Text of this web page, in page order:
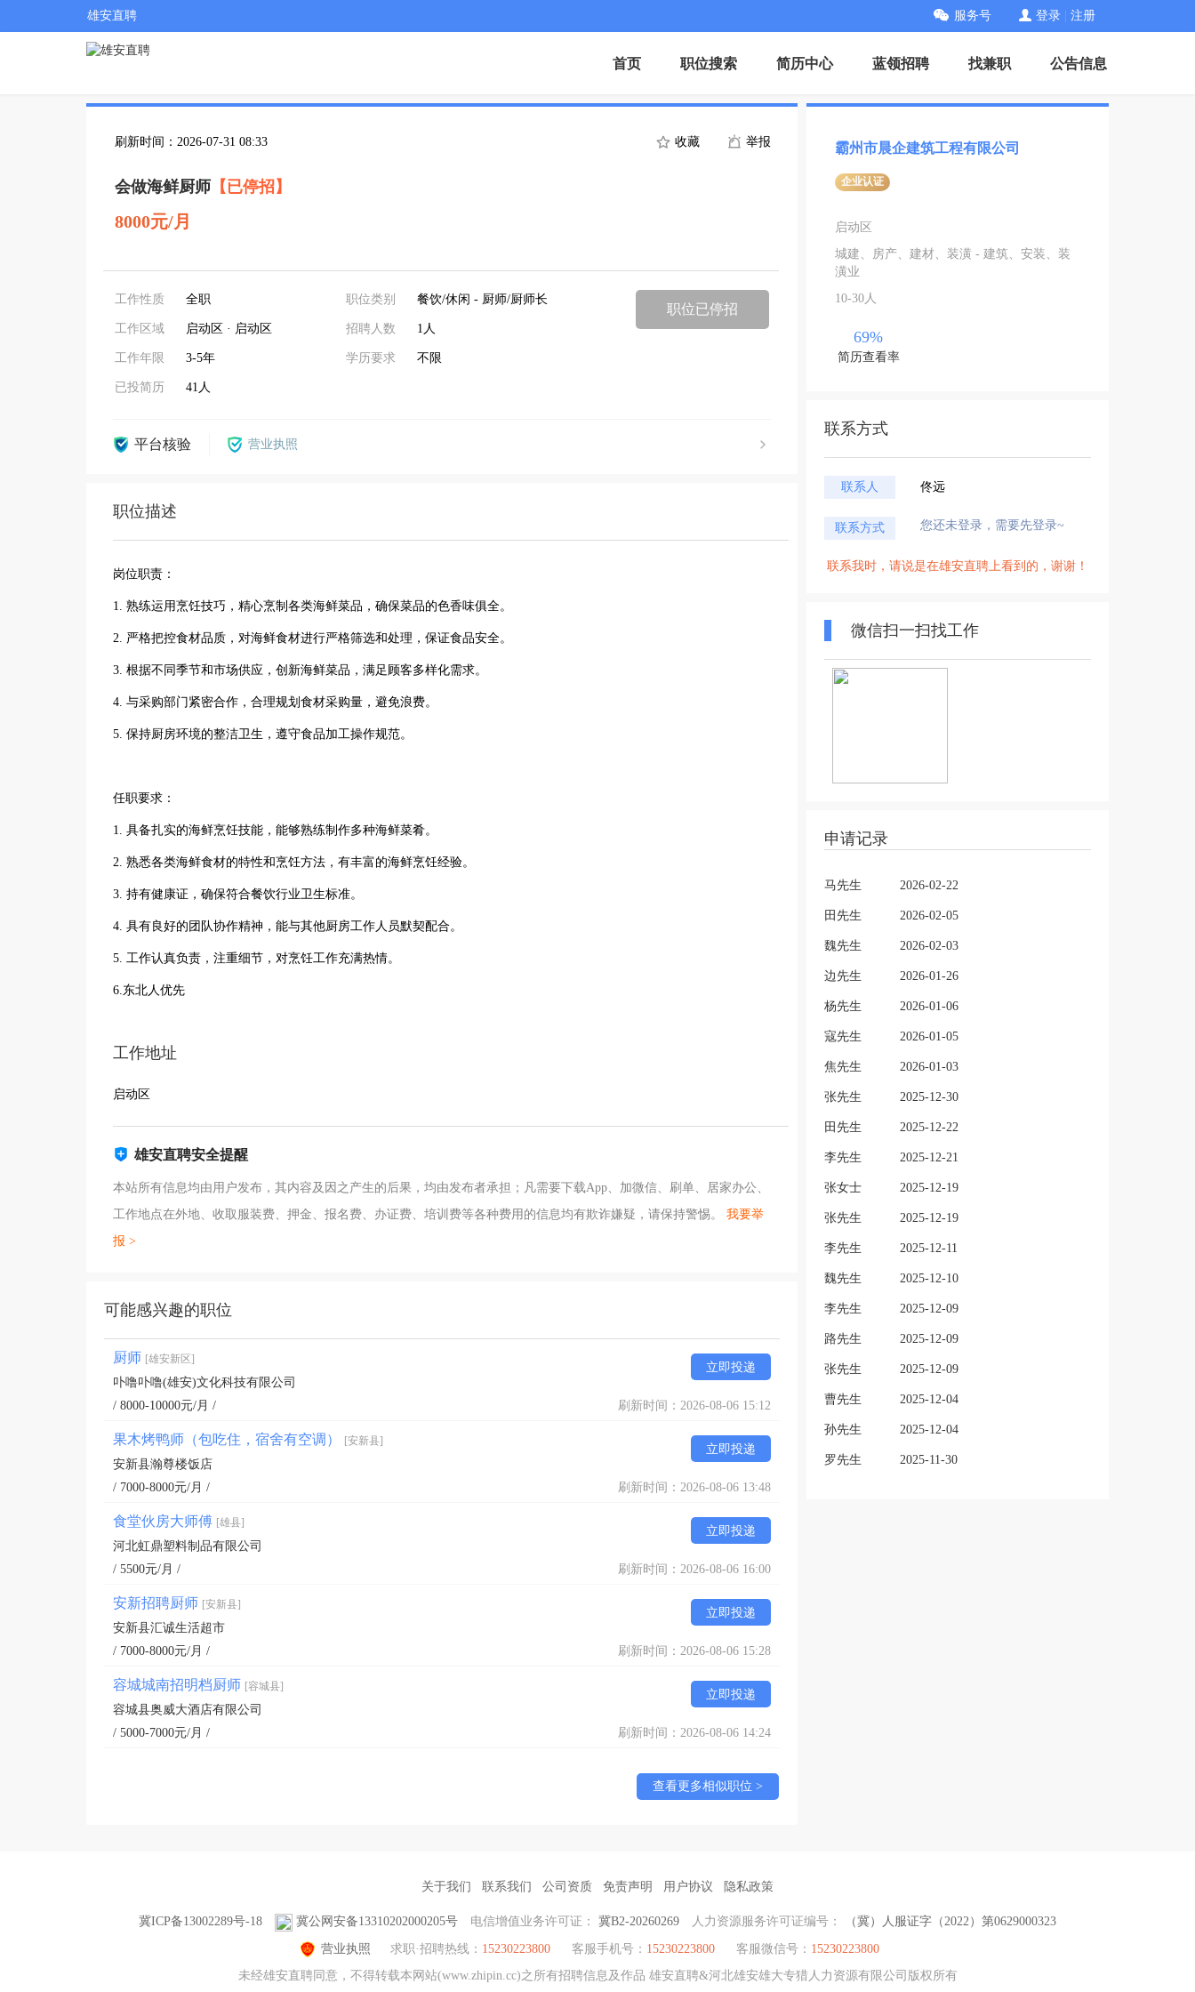
雄安直聘 服务号 登录 注册
首页 职位搜索 简历中心 蓝领招聘 找兼职 公告信息
刷新时间：2026-07-31 08:33 收藏 举报
会做海鲜厨师 【已停招】
8000元/月
工作性质 全职
工作区域 启动区 · 启动区
工作年限 3-5年
已投简历 41人
职位类别 餐饮/休闲 - 厨师/厨师长
招聘人数 1人
学历要求 不限
职位已停招
平台核验 营业执照
职位描述
岗位职责：
1. 熟练运用烹饪技巧，精心烹制各类海鲜菜品，确保菜品的色香味俱全。
2. 严格把控食材品质，对海鲜食材进行严格筛选和处理，保证食品安全。
3. 根据不同季节和市场供应，创新海鲜菜品，满足顾客多样化需求。
4. 与采购部门紧密合作，合理规划食材采购量，避免浪费。
5. 保持厨房环境的整洁卫生，遵守食品加工操作规范。
任职要求：
1. 具备扎实的海鲜烹饪技能，能够熟练制作多种海鲜菜肴。
2. 熟悉各类海鲜食材的特性和烹饪方法，有丰富的海鲜烹饪经验。
3. 持有健康证，确保符合餐饮行业卫生标准。
4. 具有良好的团队协作精神，能与其他厨房工作人员默契配合。
5. 工作认真负责，注重细节，对烹饪工作充满热情。
6.东北人优先
工作地址
启动区
雄安直聘安全提醒
本站所有信息均由用户发布，其内容及因之产生的后果，均由发布者承担；凡需要下载App、加微信、刷单、居家办公、
工作地点在外地、收取服装费、押金、报名费、办证费、培训费等各种费用的信息均有欺诈嫌疑，请保持警惕。 我要举
报 >
可能感兴趣的职位
厨师 [雄安新区]
立即投递
卟噜卟噜(雄安)文化科技有限公司
/ 8000-10000元/月 /
刷新时间：2026-08-06 15:12
果木烤鸭师（包吃住，宿舍有空调） [安新县]
立即投递
安新县瀚尊楼饭店
/ 7000-8000元/月 /
刷新时间：2026-08-06 13:48
食堂伙房大师傅 [雄县]
立即投递
河北虹鼎塑料制品有限公司
/ 5500元/月 /
刷新时间：2026-08-06 16:00
安新招聘厨师 [安新县]
立即投递
安新县汇诚生活超市
/ 7000-8000元/月 /
刷新时间：2026-08-06 15:28
容城城南招明档厨师 [容城县]
立即投递
容城县奥威大酒店有限公司
/ 5000-7000元/月 /
刷新时间：2026-08-06 14:24
查看更多相似职位 >
霸州市晨企建筑工程有限公司
企业认证
启动区
城建、房产、建材、装潢 - 建筑、安装、装
潢业
10-30人
69%
简历查看率
联系方式
联系人 佟远
联系方式 您还未登录，需要先登录~
联系我时，请说是在雄安直聘上看到的，谢谢！
微信扫一扫找工作
申请记录
马先生 2026-02-22
田先生 2026-02-05
魏先生 2026-02-03
边先生 2026-01-26
杨先生 2026-01-06
寇先生 2026-01-05
焦先生 2026-01-03
张先生 2025-12-30
田先生 2025-12-22
李先生 2025-12-21
张女士 2025-12-19
张先生 2025-12-19
李先生 2025-12-11
魏先生 2025-12-10
李先生 2025-12-09
路先生 2025-12-09
张先生 2025-12-09
曹先生 2025-12-04
孙先生 2025-12-04
罗先生 2025-11-30
关于我们 联系我们 公司资质 免责声明 用户协议 隐私政策
冀ICP备13002289号-18 冀公网安备13310202000205号 电信增值业务许可证： 冀B2-20260269 人力资源服务许可证编号： （冀）人服证字（2022）第0629000323
营业执照 求职·招聘热线： 15230223800 客服手机号： 15230223800 客服微信号： 15230223800
未经雄安直聘同意，不得转载本网站(www.zhipin.cc)之所有招聘信息及作品 雄安直聘&河北雄安雄大专猎人力资源有限公司版权所有